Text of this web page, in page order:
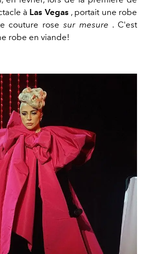
à Las Vegas , portait une robe
couture rose sur mesure . C'est
robe en viande!